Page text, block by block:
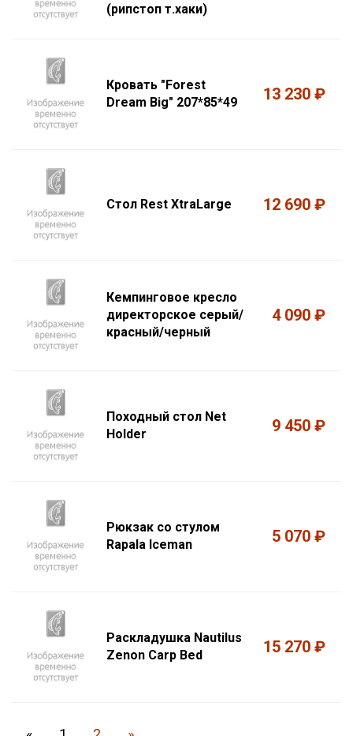
(рипстоп т.хаки)
Кровать "Forest
Dream Big" 207*85*49
13 230 ₽
Cтол Rest XtraLarge 12 690 ₽
Кемпинговое кресло
директорское серый/
красный/черный
4 090 ₽
Походный стол Net
Holder
9 450 ₽
Рюкзак со стулом
Rapala Iceman
5 070 ₽
Раскладушка Nautilus
Zenon Carp Bed
15 270 ₽